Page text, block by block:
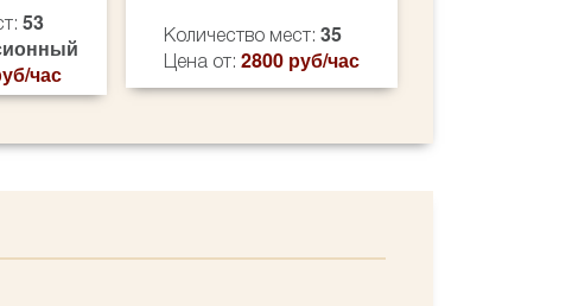
53
час
Количество мест:35
Цена от:2800 руб/час